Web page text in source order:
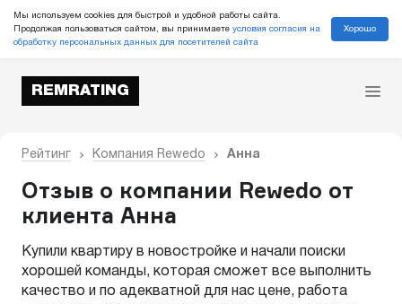
Мы используем cookies для быстрой и удобной работы сайта.
Продолжая пользоваться сайтом, вы принимаете условия согласия на
обработку персональных данных для посетителей сайта
Хорошо
REMRATING
Рейтинг Компания Rewedo Анна
Отзыв о компании Rewedo от
клиента Анна
Купили квартиру в новостройке и начали поиски
хорошей команды, которая сможет все выполнить
качество и по адекватной для нас цене, работа